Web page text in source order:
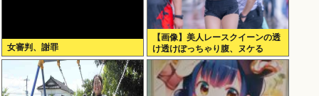
女審判、謝罪
【画像】美人レースクイーンの透
け透けぽっちゃり腹、ヌケる